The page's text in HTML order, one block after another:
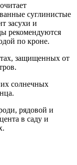
суглинистые
засухи и
рекомендуются
по кроне.
защищенных от
солнечных
рядовой и
в саду и